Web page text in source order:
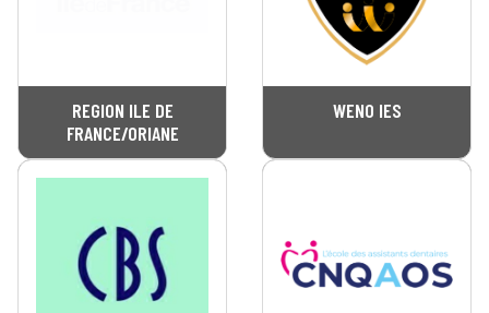
REGION ILE DE
FRANCE/ORIANE
WENO IES